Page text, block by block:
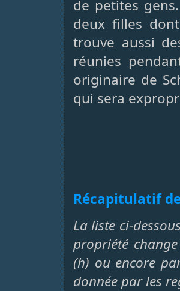
de petites
deux filles
trouve aussi
réunies
originaire de
qui sera
Récapitulatif
La liste ci-
propriété
(h) ou encore
donnée par les